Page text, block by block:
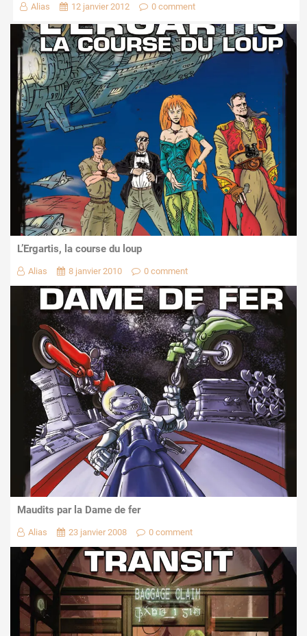
Alias 12 janvier 2012 0 comment
L’Ergartis, la course du loup
Alias 8 janvier 2010 0 comment
Maudits par la Dame de fer
Alias 23 janvier 2008 0 comment